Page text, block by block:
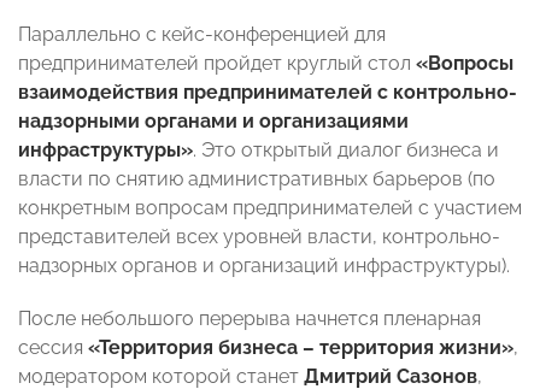
Параллельно с кейс-конференцией для
предпринимателей пройдет круглый стол «Вопросы
взаимодействия предпринимателей с контрольно-
надзорными органами и организациями
инфраструктуры». Это открытый диалог бизнеса и
власти по снятию административных барьеров (по
конкретным вопросам предпринимателей с участием
представителей всех уровней власти, контрольно-
надзорных органов и организаций инфраструктуры).
После небольшого перерыва начнется пленарная
сессия «Территория бизнеса – территория жизни»,
модератором которой станет Дмитрий Сазонов,